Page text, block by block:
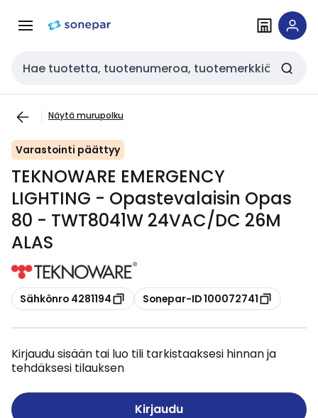
navigointiinsisältöön
Haku
Näytä murupolku
Varastointi päättyy
TEKNOWARE EMERGENCY
LIGHTING - Opastevalaisin Opas
80 - TWT8041W 24VAC/DC 26M
ALAS
Kopioi
Sähkönro 4281194 Kopioi
Sonepar-ID 100072741
Kirjaudu sisään tai luo tili tarkistaaksesi hinnan ja
tehdäksesi tilauksen
Kirjaudu